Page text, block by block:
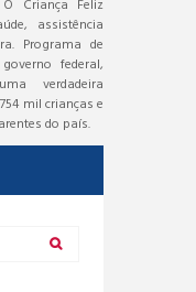
Criança Feliz
assistência
Programa de
federal,
verdadeira
mil crianças e
do país.